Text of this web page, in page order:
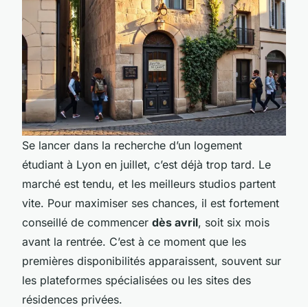
Se lancer dans la recherche d’un logement
étudiant à Lyon en juillet, c’est déjà trop tard. Le
marché est tendu, et les meilleurs studios partent
vite. Pour maximiser ses chances, il est fortement
conseillé de commencer dès avril, soit six mois
avant la rentrée. C’est à ce moment que les
premières disponibilités apparaissent, souvent sur
les plateformes spécialisées ou les sites des
résidences privées.